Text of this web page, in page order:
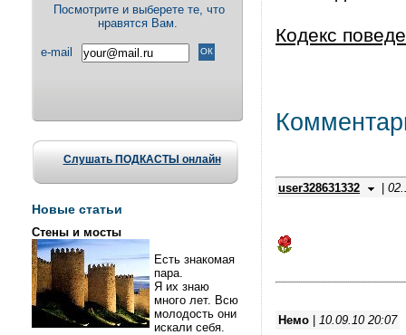
Посмотрите и выберете те, что
нравятся Вам.
e-mail
Слушать ПОДКАСТЫ онлайн
Новые статьи
Стены и мосты
Есть знакомая
пара.
Я их знаю
много лет. Всю
молодость они
искали себя.
Кодекс
user328631332
Немо 10.09.10 20:07